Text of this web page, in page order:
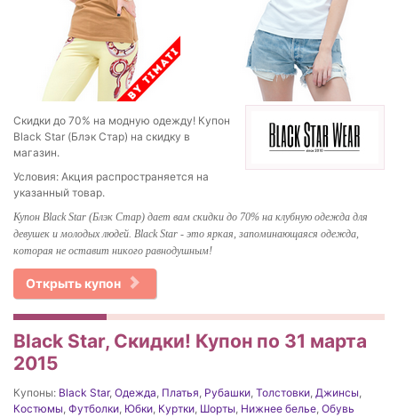
Скидки до 70% на модную одежду! Купон
Black Star (Блэк Стар) на скидку в
магазин.
Условия: Акция распространяется на
указанный товар.
Купон Black Star (Блэк Стар) дает вам скидки до 70% на клубную одежда для
девушек и молодых людей. Black Star - это яркая, запоминающаяся одежда,
которая не оставит никого равнодушным!
Открыть купон
Black Star, Скидки! Купон по 31 марта
2015
Купоны: Black Star, Одежда, Платья, Рубашки, Толстовки, Джинсы,
Костюмы, Футболки, Юбки, Куртки, Шорты, Нижнее белье, Обувь